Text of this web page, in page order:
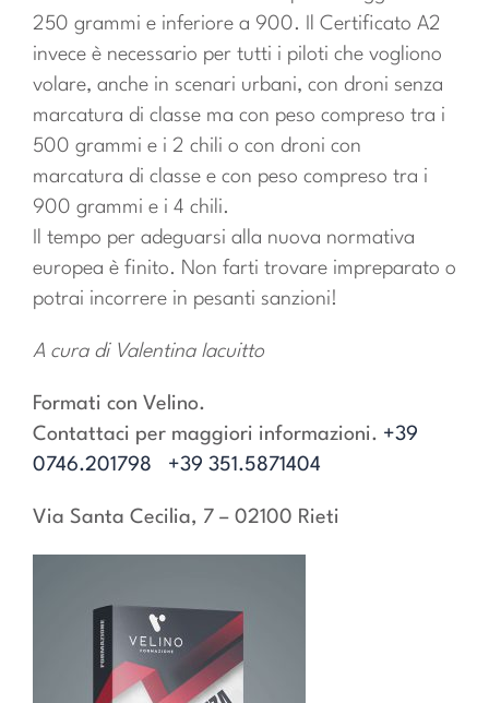
250 grammi e inferiore a 900. Il Certificato A2
invece è necessario per tutti i piloti che vogliono
volare, anche in scenari urbani, con droni senza
marcatura di classe ma con peso compreso tra i
500 grammi e i 2 chili o con droni con
marcatura di classe e con peso compreso tra i
900 grammi e i 4 chili.
Il tempo per adeguarsi alla nuova normativa
europea è finito. Non farti trovare impreparato o
potrai incorrere in pesanti sanzioni!
A cura di Valentina Iacuitto
Formati con Velino.
Contattaci per maggiori informazioni. +39
0746.201798
+39 351.5871404
Via Santa Cecilia, 7 – 02100 Rieti